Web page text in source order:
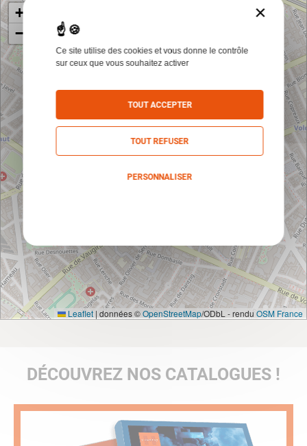
+
−
Leaflet | données ©OpenStreetMap/ODbL - rendu OSM France
DÉCOUVREZ NOS CATALOGUES !
×
Ce site utilise des cookies et vous donne le contrôle
sur ceux que vous souhaitez activer
TOUT ACCEPTER
TOUT REFUSER
PERSONNALISER